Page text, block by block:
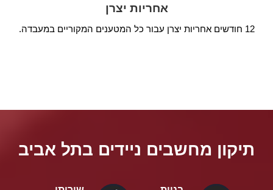
אחריות יצרן
12 חודשים אחריות יצרן עבור כל המטענים המקוריים במעבדה.
תיקון מחשבים ניידים בתל אביב